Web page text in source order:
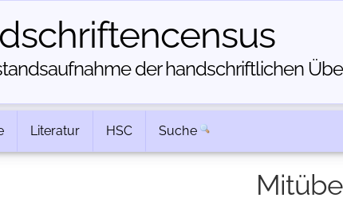
der handschriftlichen
Literatur HSC Suche